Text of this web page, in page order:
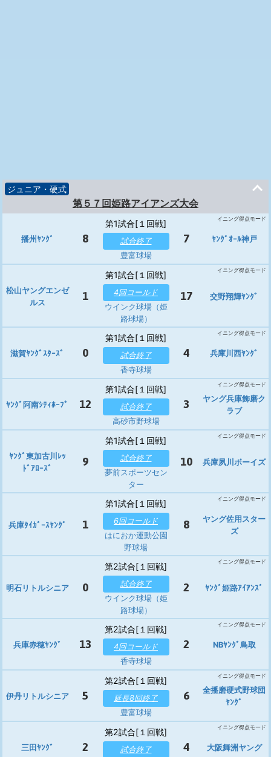
ジュニア・硬式
第５７回姫路アイアンズ大会
播州ﾔﾝｸﾞ 8
第1試合[１回戦]
試合終了
豊富球場
7 ﾔﾝｸﾞｵｰﾙ神戸
イニング得点モード
松山ヤングエンゼ
ルス
1
第1試合[１回戦]
4回コールド
ウインク球場（姫
路球場）
17 交野翔輝ﾔﾝｸﾞ
イニング得点モード
滋賀ﾔﾝｸﾞｽﾀｰｽﾞ 0
第1試合[１回戦]
試合終了
香寺球場
4 兵庫川西ﾔﾝｸﾞ
イニング得点モード
ﾔﾝｸﾞ阿南ｼﾃｨﾎｰﾌﾟ 12
第1試合[１回戦]
試合終了
高砂市野球場
3
ヤング兵庫飾磨ク
ラブ
イニング得点モード
ﾔﾝｸﾞ東加古川ﾚｯ
ﾄﾞｱﾛｰｽﾞ
9
第1試合[１回戦]
試合終了
夢前スポーツセン
ター
10 兵庫夙川ボーイズ
イニング得点モード
兵庫ﾀｲｶﾞｰｽﾔﾝｸﾞ 1
第1試合[１回戦]
6回コールド
はにおか運動公園
野球場
8
ヤング佐用スター
ズ
イニング得点モード
明石リトルシニア 0
第2試合[１回戦]
試合終了
ウインク球場（姫
路球場）
2 ﾔﾝｸﾞ姫路ｱｲｱﾝｽﾞ
イニング得点モード
兵庫赤穂ﾔﾝｸﾞ 13
第2試合[１回戦]
4回コールド
香寺球場
2 NBﾔﾝｸﾞ鳥取
イニング得点モード
伊丹リトルシニア 5
第2試合[１回戦]
延長8回終了
豊富球場
6
全播磨硬式野球団
ﾔﾝｸﾞ
イニング得点モード
三田ﾔﾝｸﾞ 2
第2試合[１回戦]
試合終了
4 大阪舞洲ヤング
イニング得点モード